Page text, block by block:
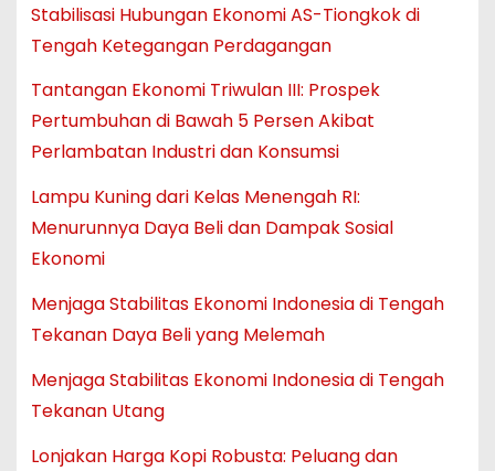
Stabilisasi Hubungan Ekonomi AS-Tiongkok di
Tengah Ketegangan Perdagangan
Tantangan Ekonomi Triwulan III: Prospek
Pertumbuhan di Bawah 5 Persen Akibat
Perlambatan Industri dan Konsumsi
Lampu Kuning dari Kelas Menengah RI:
Menurunnya Daya Beli dan Dampak Sosial
Ekonomi
Menjaga Stabilitas Ekonomi Indonesia di Tengah
Tekanan Daya Beli yang Melemah
Menjaga Stabilitas Ekonomi Indonesia di Tengah
Tekanan Utang
Lonjakan Harga Kopi Robusta: Peluang dan